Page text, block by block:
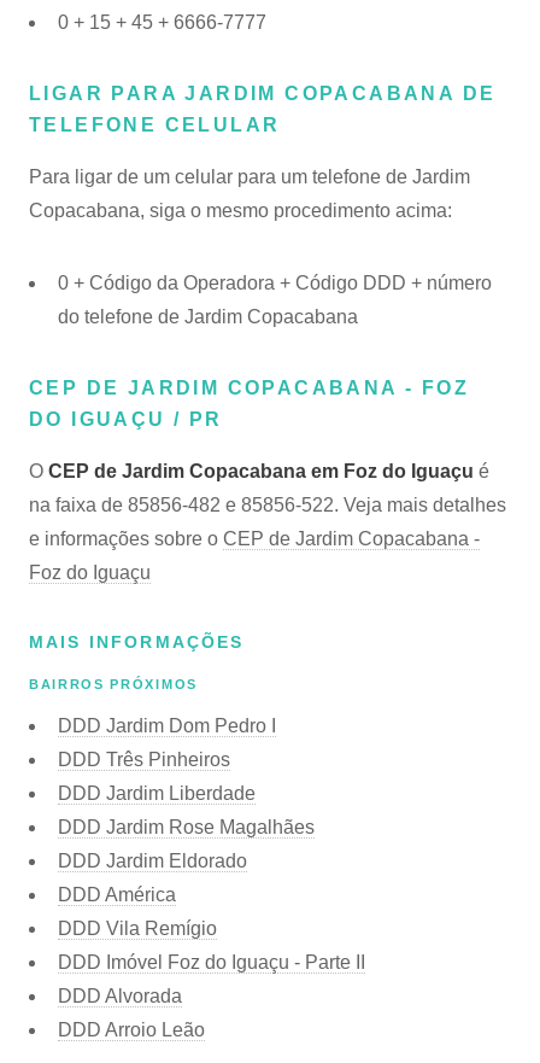
0 + 15 + 45 + 6666-7777
LIGAR PARA JARDIM COPACABANA DE
TELEFONE CELULAR
Para ligar de um celular para um telefone de Jardim
Copacabana, siga o mesmo procedimento acima:
0 + Código da Operadora + Código DDD + número
do telefone de Jardim Copacabana
CEP DE JARDIM COPACABANA - FOZ
DO IGUAÇU / PR
O CEP de Jardim Copacabana em Foz do Iguaçu é
na faixa de 85856-482 e 85856-522. Veja mais detalhes
e informações sobre o CEP de Jardim Copacabana -
Foz do Iguaçu
MAIS INFORMAÇÕES
BAIRROS PRÓXIMOS
DDD Jardim Dom Pedro I
DDD Três Pinheiros
DDD Jardim Liberdade
DDD Jardim Rose Magalhães
DDD Jardim Eldorado
DDD América
DDD Vila Remígio
DDD Imóvel Foz do Iguaçu - Parte II
DDD Alvorada
DDD Arroio Leão